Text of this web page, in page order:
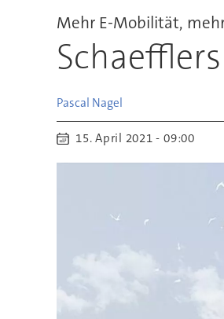
Mehr E-Mobilität,
Pascal Nagel
15. April 2021 - 09:00